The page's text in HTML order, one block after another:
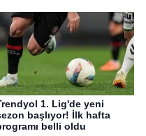
1. Lig'de yeni
başlıyor! İlk hafta
belli oldu